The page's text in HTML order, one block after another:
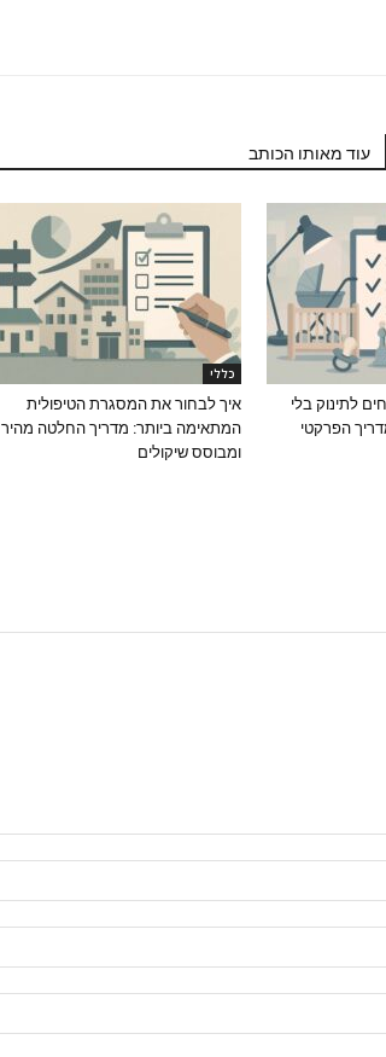
עוד מאותו הכותב
לתינוק בלי
הפרקטי
כללי
איך לבחור את המסגרת הטיפולית
המתאימה ביותר: מדריך החלטה מהיר
ומבוסס שיקולים